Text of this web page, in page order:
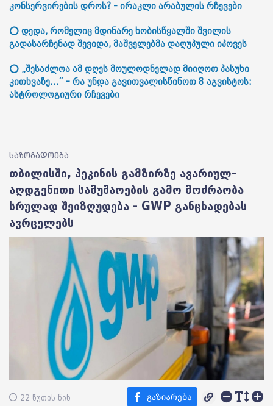
კონსერვირების დროს? - ირაკლი არაბულის რჩევები
⭕ დედა, რომელიც მდინარე ხობისწყალში შვილის
გადასარჩენად შევიდა, მაშველებმა დაღუპული იპოვეს
⭕ „შესაძლოა ამ დღეს მოულოდნელად მიიღოთ პასუხი
კითხვაზე...“ - რა უნდა გავითვალისწინოთ 8 აგვისტოს:
ასტროლოგიური რჩევები
საზოგადოება
თბილისში, პეკინის გამზირზე ავარიულ-
აღდგენითი სამუშაოების გამო მოძრაობა
სრულად შეიზღუდება - GWP განცხადებას
ავრცელებს
22 წუთის წინ